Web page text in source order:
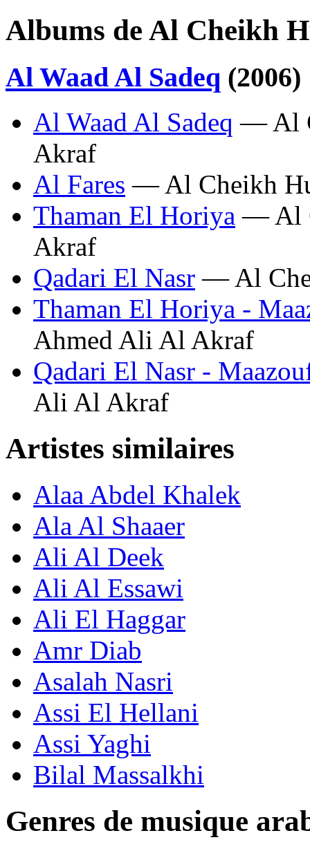
Albums de Al Cheikh
Al Waad Al Sadeq (2006)
Al Waad Al Sadeq — Al
Akraf
Al Fares — Al Cheikh
Thaman El Horiya — Al
Akraf
Qadari El Nasr — Al
Thaman El Horiya -
Ahmed Ali Al Akraf
Qadari El Nasr -
Ali Al Akraf
Artistes similaires
Alaa Abdel Khalek
Ala Al Shaaer
Ali Al Deek
Ali Al Essawi
Ali El Haggar
Amr Diab
Asalah Nasri
Assi El Hellani
Assi Yaghi
Bilal Massalkhi
Genres de musique